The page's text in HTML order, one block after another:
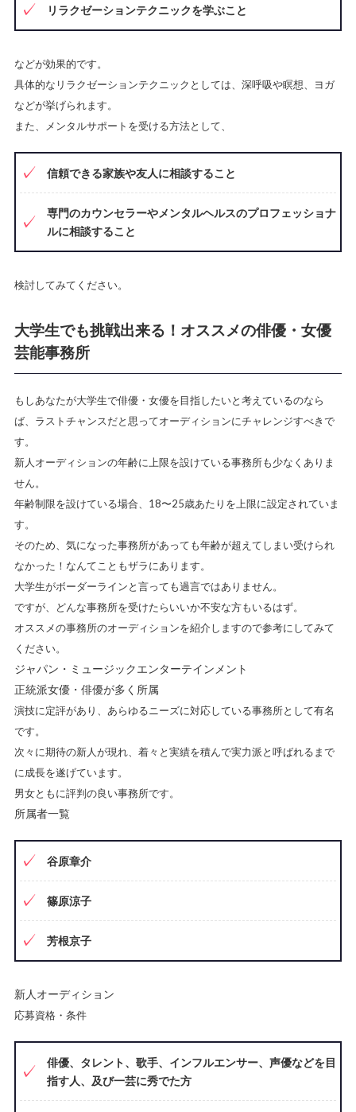
リラクゼーションテクニックを学ぶこと
などが効果的です。
具体的なリラクゼーションテクニックとしては、深呼吸や瞑想、ヨガ
などが挙げられます。
また、メンタルサポートを受ける方法として、
信頼できる家族や友人に相談すること
専門のカウンセラーやメンタルヘルスのプロフェッショナ
ルに相談すること
検討してみてください。
大学生でも挑戦出来る！オススメの俳優・女優
芸能事務所
もしあなたが大学生で俳優・女優を目指したいと考えているのなら
ば、ラストチャンスだと思ってオーディションにチャレンジすべきで
す。
新人オーディションの年齢に上限を設けている事務所も少なくありま
せん。
年齢制限を設けている場合、18〜25歳あたりを上限に設定されていま
す。
そのため、気になった事務所があっても年齢が超えてしまい受けられ
なかった！なんてこともザラにあります。
大学生がボーダーラインと言っても過言ではありません。
ですが、どんな事務所を受けたらいいか不安な方もいるはず。
オススメの事務所のオーディションを紹介しますので参考にしてみて
ください。
ジャパン・ミュージックエンターテインメント
正統派女優・俳優が多く所属
演技に定評があり、あらゆるニーズに対応している事務所として有名
です。
次々に期待の新人が現れ、着々と実績を積んで実力派と呼ばれるまで
に成長を遂げています。
男女ともに評判の良い事務所です。
所属者一覧
谷原章介
篠原涼子
芳根京子
新人オーディション
応募資格・条件
俳優、タレント、歌手、インフルエンサー、声優などを目
指す人、及び一芸に秀でた方